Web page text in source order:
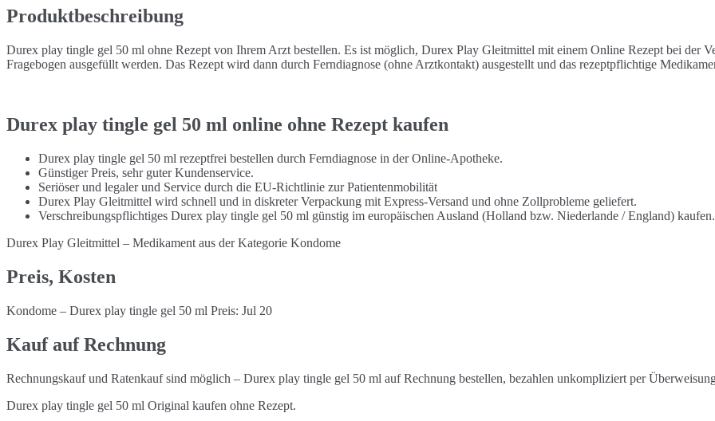
Produktbeschreibung
Durex play tingle gel 50 ml ohne Rezept von Ihrem Arzt bestellen. Es ist möglich, Durex Play Gleitmittel mit einem Online Rezept bei der
Fragebogen ausgefüllt werden. Das Rezept wird dann durch Ferndiagnose (ohne Arztkontakt) ausgestellt und das rezeptpflichtige
Durex play tingle gel 50 ml online ohne Rezept kaufen
Durex play tingle gel 50 ml rezeptfrei bestellen durch Ferndiagnose in der Online-Apotheke.
Günstiger Preis, sehr guter Kundenservice.
Seriöser und legaler und Service durch die EU-Richtlinie zur Patientenmobilität
Durex Play Gleitmittel wird schnell und in diskreter Verpackung mit Express-Versand und ohne Zollprobleme geliefert.
Verschreibungspflichtiges Durex play tingle gel 50 ml günstig im europäischen Ausland (Holland bzw. Niederlande / England) kaufen.
Durex Play Gleitmittel – Medikament aus der Kategorie Kondome
Preis, Kosten
Kondome – Durex play tingle gel 50 ml Preis: Jul 20
Kauf auf Rechnung
Rechnungskauf und Ratenkauf sind möglich – Durex play tingle gel 50 ml auf Rechnung bestellen, bezahlen unkompliziert per
Durex play tingle gel 50 ml Original kaufen ohne Rezept.